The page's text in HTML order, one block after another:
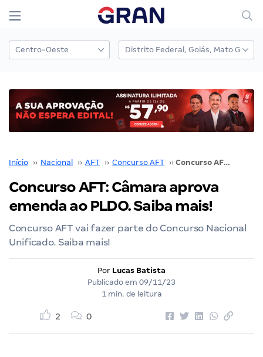
Início ›› Nacional ›› AFT ›› Concurso AFT ›› Concurso AFT: Câmara aprova emenda ao PLDO. Saiba mais!
Concurso AFT: Câmara aprova
emenda ao PLDO. Saiba mais!
Concurso AFT vai fazer parte do Concurso Nacional
Unificado. Saiba mais!
Por Lucas Batista
Publicado em 09/11/23
1 min. de leitura
2 0